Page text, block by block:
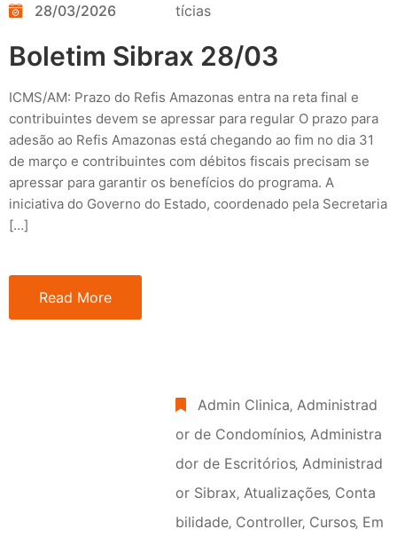
28/03/2026
tícias
Boletim Sibrax 28/03
ICMS/AM: Prazo do Refis Amazonas entra na reta final e
contribuintes devem se apressar para regular O prazo para
adesão ao Refis Amazonas está chegando ao fim no dia 31
de março e contribuintes com débitos fiscais precisam se
apressar para garantir os benefícios do programa. A
iniciativa do Governo do Estado, coordenado pela Secretaria
[…]
Read More
Admin Clinica‚ Administrad
or de Condomínios‚ Administra
dor de Escritórios‚ Administrad
or Sibrax‚ Atualizações‚ Conta
bilidade‚ Controller‚ Cursos‚ Em